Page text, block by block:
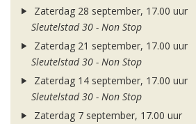
Zaterdag 28 september, 17.00 uur
Sleutelstad 30 - Non Stop
Zaterdag 21 september, 17.00 uur
Sleutelstad 30 - Non Stop
Zaterdag 14 september, 17.00 uur
Sleutelstad 30 - Non Stop
Zaterdag 7 september, 17.00 uur